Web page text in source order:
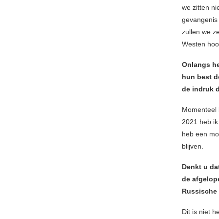
we zitten
zullen we
Westen
Onlangs
hun best
de indruk
Momenteel
2021 heb
heb een
blijven.
Denkt u
de
Dit is niet